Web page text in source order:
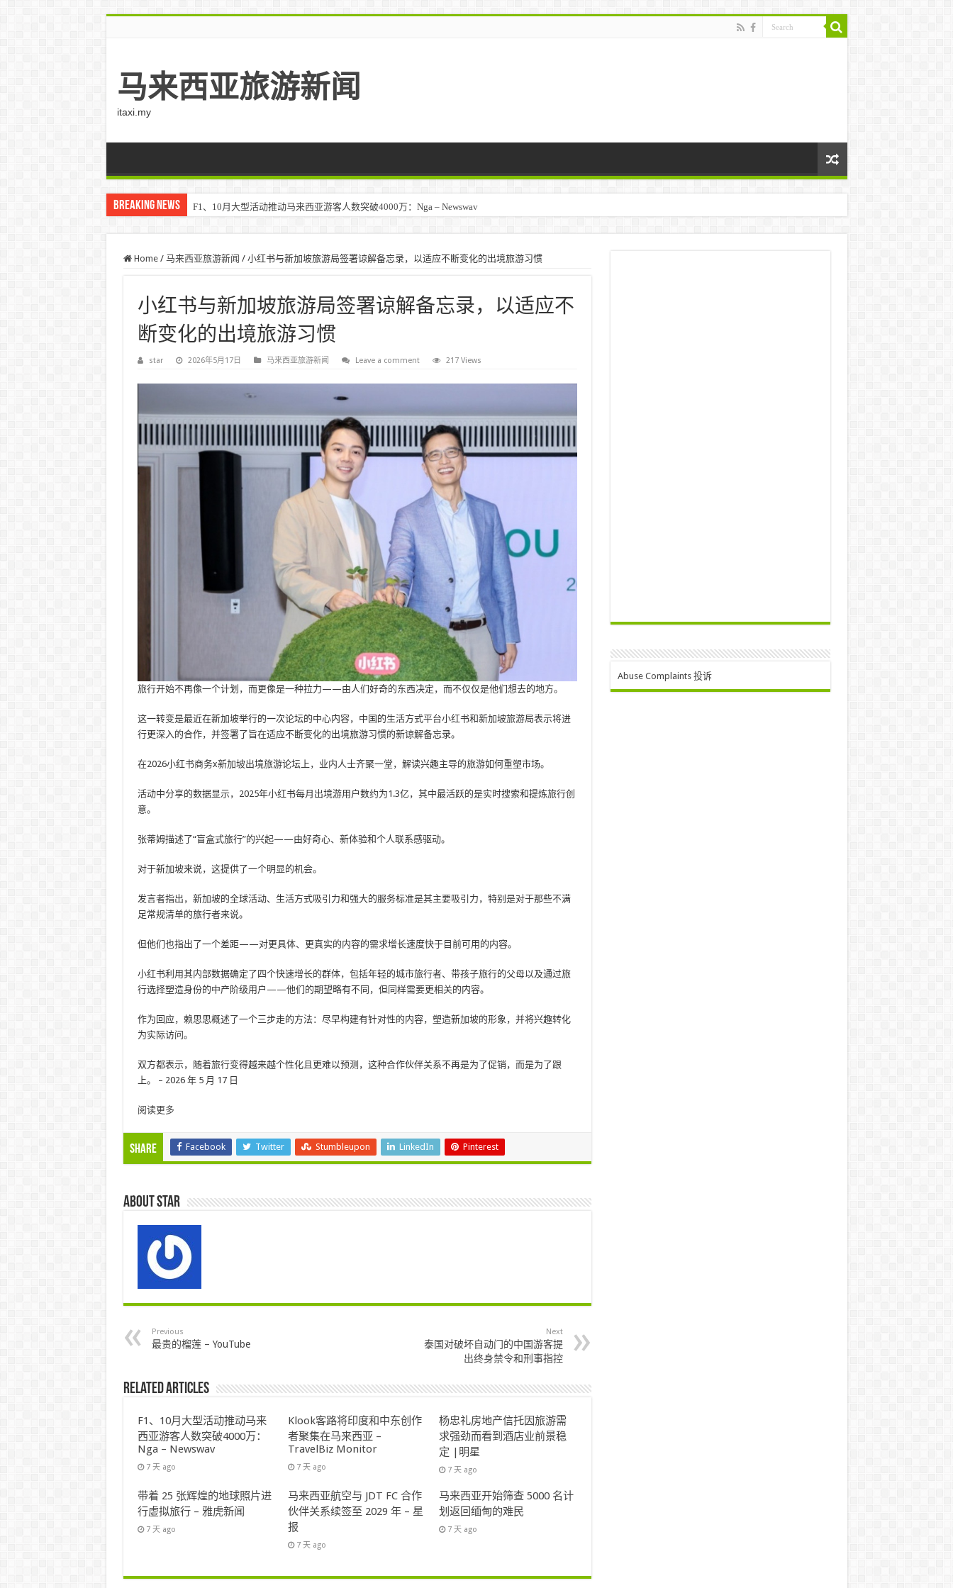
马来西亚旅游新闻
itaxi.my
Breaking News F1、10月大型活动推动马来西亚游客人数突破4000万：Nga – Newswav
Klook客路将印度和中东创作者聚集在马来西亚 – TravelBiz Monitor
Home / 马来西亚旅游新闻 / 小红书与新加坡旅游局签署谅解备忘录，以适应不断变化的出境旅游习惯
小红书与新加坡旅游局签署谅解备忘录，以适应不
断变化的出境旅游习惯
star 2026年5月17日 马来西亚旅游新闻 Leave a comment 217 Views
旅行开始不再像一个计划，而更像是一种拉力——由人们好奇的东西决定，而不仅仅是他们想去的地方。
这一转变是最近在新加坡举行的一次论坛的中心内容，中国的生活方式平台小红书和新加坡旅游局表示将进
行更深入的合作，并签署了旨在适应不断变化的出境旅游习惯的新谅解备忘录。
在2026小红书商务x新加坡出境旅游论坛上，业内人士齐聚一堂，解读兴趣主导的旅游如何重塑市场。
活动中分享的数据显示，2025年小红书每月出境游用户数约为1.3亿，其中最活跃的是实时搜索和提炼旅行创
意。
张蒂姆描述了“盲盒式旅行”的兴起——由好奇心、新体验和个人联系感驱动。
对于新加坡来说，这提供了一个明显的机会。
发言者指出，新加坡的全球活动、生活方式吸引力和强大的服务标准是其主要吸引力，特别是对于那些不满
足常规清单的旅行者来说。
但他们也指出了一个差距——对更具体、更真实的内容的需求增长速度快于目前可用的内容。
小红书利用其内部数据确定了四个快速增长的群体，包括年轻的城市旅行者、带孩子旅行的父母以及通过旅
行选择塑造身份的中产阶级用户——他们的期望略有不同，但同样需要更相关的内容。
作为回应，赖思思概述了一个三步走的方法：尽早构建有针对性的内容，塑造新加坡的形象，并将兴趣转化
为实际访问。
双方都表示，随着旅行变得越来越个性化且更难以预测，这种合作伙伴关系不再是为了促销，而是为了跟
上。 – 2026 年 5 月 17 日
阅读更多
Share Facebook Twitter Stumbleupon LinkedIn Pinterest
About star
Previous
最贵的榴莲 – YouTube
Next
泰国对破坏自动门的中国游客提
出终身禁令和刑事指控
Related Articles
F1、10月大型活动推动马来
西亚游客人数突破4000万：
Nga – Newswav
7 天 ago
Klook客路将印度和中东创作
者聚集在马来西亚 –
TravelBiz Monitor
7 天 ago
杨忠礼房地产信托因旅游需
求强劲而看到酒店业前景稳
定 |明星
7 天 ago
带着 25 张辉煌的地球照片进
行虚拟旅行 – 雅虎新闻
7 天 ago
马来西亚航空与 JDT FC 合作
伙伴关系续签至 2029 年 – 星
报
7 天 ago
马来西亚开始筛查 5000 名计
划返回缅甸的难民
7 天 ago
Abuse Complaints 投诉